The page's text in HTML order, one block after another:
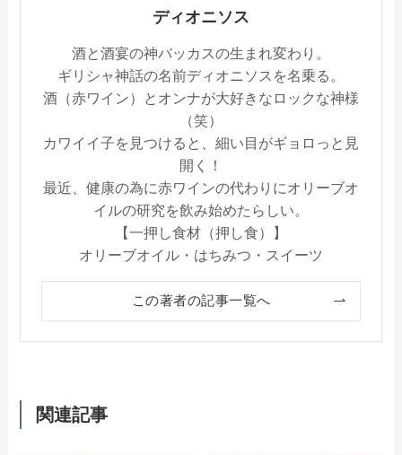
ディオニソス
酒と酒宴の神バッカスの生まれ変わり。
ギリシャ神話の名前ディオニソスを名乗る。
酒（赤ワイン）とオンナが大好きなロックな神様
（笑）
カワイイ子を見つけると、細い目がギョロっと見
開く！
最近、健康の為に赤ワインの代わりにオリーブオ
イルの研究を飲み始めたらしい。
【一押し食材（押し食）】
オリーブオイル・はちみつ・スイーツ
この著者の記事一覧へ
関連記事